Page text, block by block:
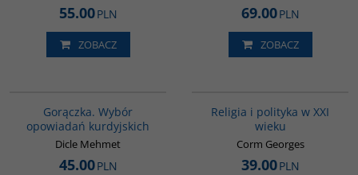
55.00PLN
ZOBACZ
69.00PLN
ZOBACZ
Gorączka. Wybór
opowiadań kurdyjskich
Dicle Mehmet
45.00PLN
Religia i polityka w XXI
wieku
Corm Georges
39.00PLN